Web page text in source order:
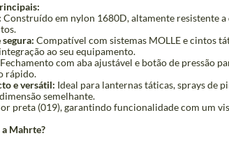
Construído em nylon 1680D, altamente resistente a
Compatível com sistemas MOLLE e cintos
ao seu equipamento.
Fechamento com aba ajustável e botão de pressão
rápido.
e versátil: Ideal para lanternas táticas, sprays de
semelhante.
preta (019), garantindo funcionalidade com um
Mahrte?